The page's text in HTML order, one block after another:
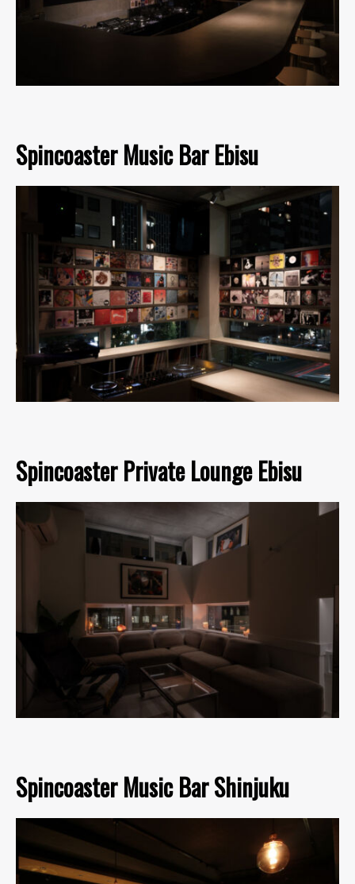
Spincoaster Music Bar Ebisu
Spincoaster Private Lounge Ebisu
Spincoaster Music Bar Shinjuku